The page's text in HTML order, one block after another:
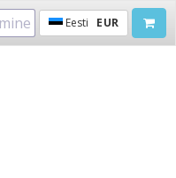
Eesti EUR